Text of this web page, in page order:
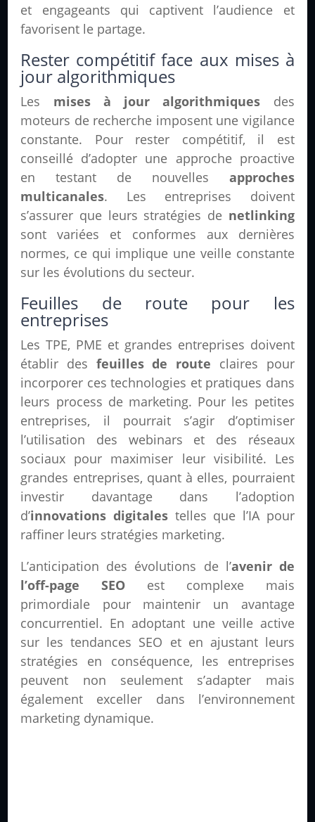
et engageants qui captivent l’audience et
favorisent le partage.
Rester compétitif face aux mises à
jour algorithmiques
Les mises à jour algorithmiques des
moteurs de recherche imposent une vigilance
constante. Pour rester compétitif, il est
conseillé d’adopter une approche proactive
en testant de nouvelles approches
multicanales. Les entreprises doivent
s’assurer que leurs stratégies de netlinking
sont variées et conformes aux dernières
normes, ce qui implique une veille constante
sur les évolutions du secteur.
Feuilles de route pour les
entreprises
Les TPE, PME et grandes entreprises doivent
établir des feuilles de route claires pour
incorporer ces technologies et pratiques dans
leurs process de marketing. Pour les petites
entreprises, il pourrait s’agir d’optimiser
l’utilisation des webinars et des réseaux
sociaux pour maximiser leur visibilité. Les
grandes entreprises, quant à elles, pourraient
investir davantage dans l’adoption
d’innovations digitales telles que l’IA pour
raffiner leurs stratégies marketing.
L’anticipation des évolutions de l’avenir de
l’off-page SEO est complexe mais
primordiale pour maintenir un avantage
concurrentiel. En adoptant une veille active
sur les tendances SEO et en ajustant leurs
stratégies en conséquence, les entreprises
peuvent non seulement s’adapter mais
également exceller dans l’environnement
marketing dynamique.